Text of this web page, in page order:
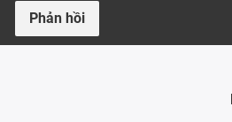
Phản hồi